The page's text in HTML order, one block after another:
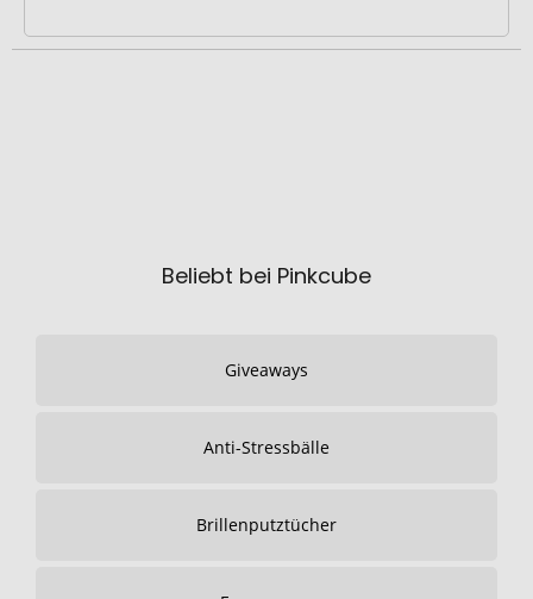
Beliebt bei Pinkcube
Giveaways
Anti-Stressbälle
Brillenputztücher